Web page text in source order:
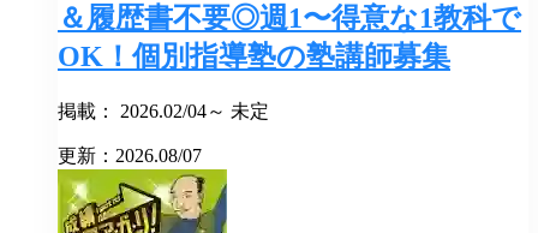
＆履歴書不要◎週1〜得意な1教科で
OK！個別指導塾の塾講師募集
掲載： 2026.02/04～ 未定
更新：2026.08/07